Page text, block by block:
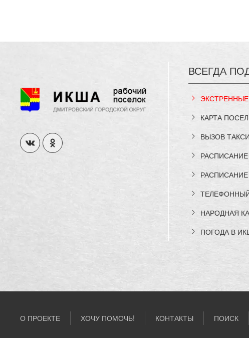
ВСЕГДА
КАРТА
ВЫЗОВ ТАКСИ
НАРОДНАЯ
ПОГОДА В
О ПРОЕКТЕ ХОЧУ ПОМОЧЬ! КОНТАКТЫ ПОИСК